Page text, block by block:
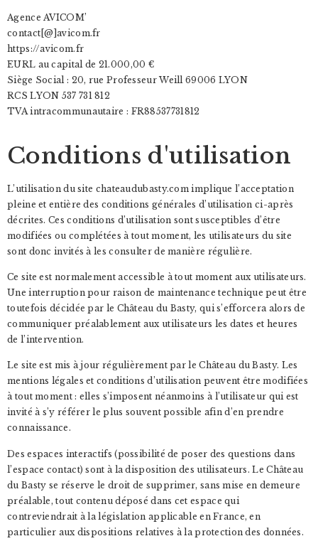
Agence AVICOM’
contact[@]avicom.fr
https://avicom.fr
EURL au capital de 21.000,00 €
Siège Social : 20, rue Professeur Weill 69006 LYON
RCS LYON 537 731 812
TVA intracommunautaire : FR88537731812
Conditions d'utilisation
L’utilisation du site chateaudubasty.com implique l’acceptation
pleine et entière des conditions générales d’utilisation ci-après
décrites. Ces conditions d’utilisation sont susceptibles d’être
modifiées ou complétées à tout moment, les utilisateurs du site
sont donc invités à les consulter de manière régulière.
Ce site est normalement accessible à tout moment aux utilisateurs.
Une interruption pour raison de maintenance technique peut être
toutefois décidée par le Château du Basty, qui s’efforcera alors de
communiquer préalablement aux utilisateurs les dates et heures
de l’intervention.
Le site est mis à jour régulièrement par le Château du Basty. Les
mentions légales et conditions d’utilisation peuvent être modifiées
à tout moment : elles s’imposent néanmoins à l’utilisateur qui est
invité à s’y référer le plus souvent possible afin d’en prendre
connaissance.
Des espaces interactifs (possibilité de poser des questions dans
l’espace contact) sont à la disposition des utilisateurs. Le Château
du Basty se réserve le droit de supprimer, sans mise en demeure
préalable, tout contenu déposé dans cet espace qui
contreviendrait à la législation applicable en France, en
particulier aux dispositions relatives à la protection des données.